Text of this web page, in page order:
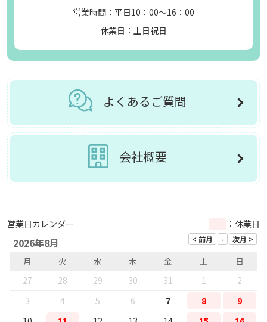
営業時間：平日10：00～16：00
休業日：土日祝日
よくあるご質問
会社概要
営業日カレンダー ：休業日
2026年8月
月 火 水 木 金 土
日
27
28 29 30 31 1
2
3
4 5 6 7 8
9